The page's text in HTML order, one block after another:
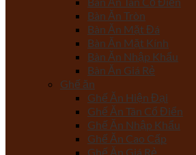
Bàn Ăn Tròn
Bàn Ăn Mặt Đá
Bàn Ăn Mặt Kính
Bàn Ăn Nhập Khẩu
Bàn Ăn Giá Rẻ
Ghế ăn
Ghế Ăn Hiện Đại
Ghế Ăn Tân Cổ Điển
Ghế Ăn Nhập Khẩu
Ghế Ăn Cao Cấp
Ghế Ăn Giá Rẻ